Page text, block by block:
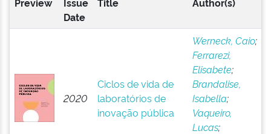
Date
2020
Ciclos de vida de
laboratórios de
inovação pública
Werneck, Caio;
Ferrarezi,
Elisabete;
Brandalise,
Isabella;
Vaqueiro,
Lucas;